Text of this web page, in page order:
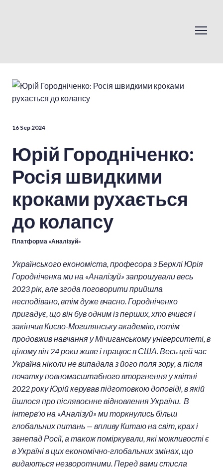
16 Sep 2024
Юрій Городніченко:
Росія швидкими
кроками рухається
до колапсу
Платформа «Аналізуй»
Українського економіста, професора з Берклі Юрія
Городніченка ми на «Аналізуй» запрошували весь
2023 рік, але згода поговорити прийшла
несподівано, втім дуже вчасно. Городніченко
пригадує, що він був одним із перших, хто вчився і
закінчив Києво-Могилянську академію, потім
продовжив навчання у Мічиганському університеті, в
цілому він 24 роки живе і працює в США. Весь цей час
Україна ніколи не випадала з його поля зору, а після
початку повномасштабного вторгнення у квітні
2022 року Юрій керував підготовкою доповіді, в якій
йшлося про післявоєнне відновлення України. В
інтерв’ю на «Аналізуй» ми торкнулись більш
глобальних питань — впливу Китаю на світ, крах і
занепад Росії, а також поміркували, які можливості є
в Україні в цих економічно-глобальних змінах, що
видаються незворотними. Перед вами стисла